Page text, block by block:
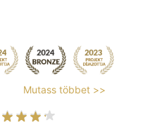
Mutass többet >>